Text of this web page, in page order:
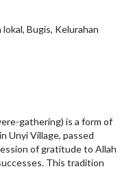
lokal, Bugis, Kelurahan
gathering) is a form of
Unyi Village, passed
of gratitude to Allah
This tradition